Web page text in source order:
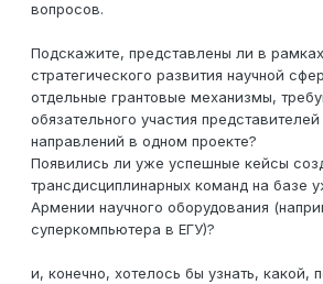
вопросов.
Подскажите, представлены ли в
стратегического развития научной
отдельные грантовые механизмы,
обязательного участия
направлений в одном проекте?
Появились ли уже успешные кейсы
трансдисциплинарных команд на базе
Армении научного оборудования
суперкомпьютера в ЕГУ)?
и, конечно, хотелось бы узнать,